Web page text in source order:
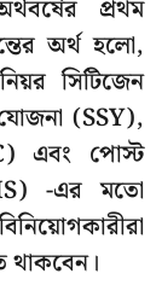
প্রথম
অর্থ হলো,
সিটিজেন
(SSY),
এবং পোস্ট
-এর মতো
থাকবেন।